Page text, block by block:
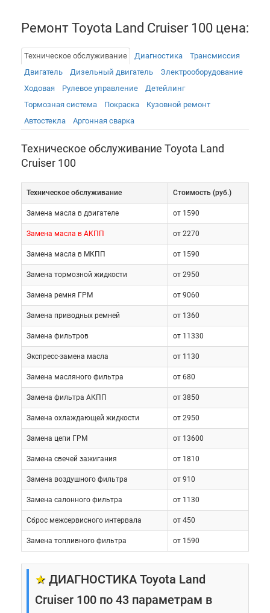
автомобилей существенно снизилась из-за
появления продукции на вторичном рынке. Теперь
на «сотках» передвигаются как бизнесмены, так и
успешные менеджеры. Машина оснащена двумя
бензиновыми и тремя дизельными двигателями и
автомобиль совершенен и может
эксплуатироваться годами. Замене или ремонту
могут подвергаться лишь тормозные колодки,
рулевая рейка или передняя подвеска.
Ремонт Toyota Land Cruiser 100 цена:
Техническое обслуживание Диагностика
Трансмиссия
Двигатель
Дизельный двигатель
Электрооборудованиe
Ходовая
Рулевое управление
Детейлинг
Тормозная система
Покраска
Кузовной ремонт
Автостекла
Аргонная сварка
Техническое обслуживание Toyota Land
Cruiser 100
Техническое обслуживание Cтоимость (руб.)
Замена масла в двигателе от 1590
Замена масла в АКПП от 2270
Замена масла в МКПП от 1590
Замена тормозной жидкости от 2950
Замена ремня ГРМ от 9060
Замена приводных ремней от 1360
Замена фильтров от 11330
Экспресс-замена масла от 1130
Замена масляного фильтра от 680
Замена фильтра АКПП от 3850
Замена охлаждающей жидкости от 2950
Замена цепи ГРМ от 13600
Замена свечей зажигания от 1810
Замена воздушного фильтра от 910
Замена салонного фильтра от 1130
Сброс межсервисного интервала от 450
Замена топливного фильтра от 1590
★ ДИАГНОСТИКА Toyota Land
Cruiser 100 по 43 параметрам в